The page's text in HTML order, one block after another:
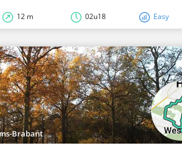
12 m 02u18 Easy
Brabant